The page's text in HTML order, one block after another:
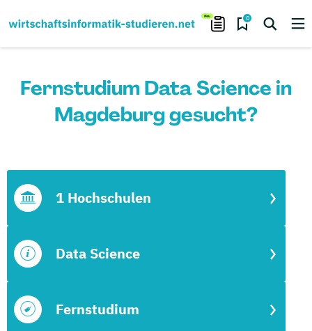
0
Fernstudium Data Science in
Magdeburg gesucht?
Fernstudium
Data Science
1 Hochschulen